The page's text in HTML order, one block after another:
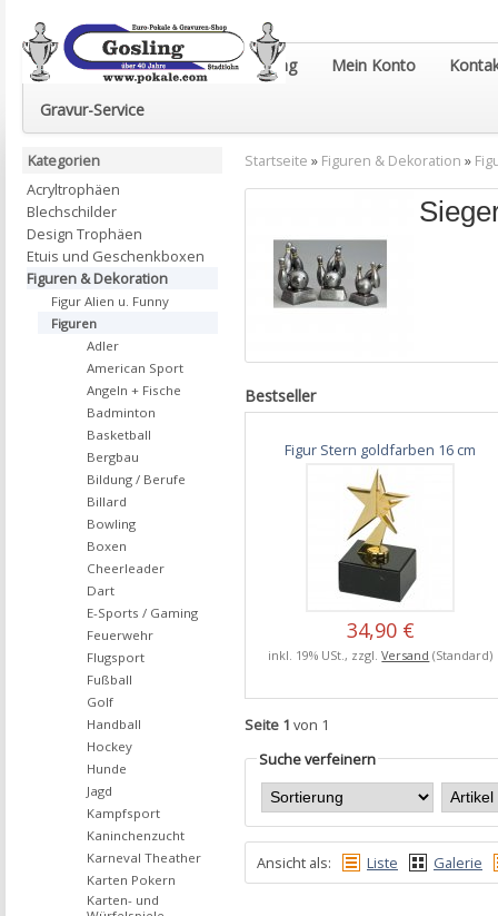
Euro-Pokale & Gravur-Shop Gosling Mein Konto
Gravur-Service
Startseite » Figuren & Dekoration »
Bestseller
Figur Stern goldfarben 16 cm
34,90 €
inkl. 19% USt., zzgl.Versand (Standard)
Seite 1 von 1
Suche verfeinern
Ansicht als: Liste Galerie
Kategorien
Acryltrophäen
Blechschilder
Design Trophäen
Etuis und Geschenkboxen
Figuren & Dekoration
Figur Alien u. Funny
Figuren
Adler
American Sport
Angeln + Fische
Badminton
Basketball
Bergbau
Bildung / Berufe
Billard
Bowling
Boxen
Cheerleader
Dart
E-Sports / Gaming
Feuerwehr
Flugsport
Fußball
Golf
Handball
Hockey
Hunde
Jagd
Kampfsport
Kaninchenzucht
Karneval Theather
Karten Pokern
Karten- und